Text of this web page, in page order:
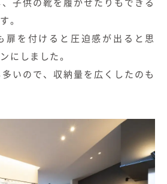
。
扉を付けると圧迫感が出ると思
にしました。
いので、収納量を広くしたのも